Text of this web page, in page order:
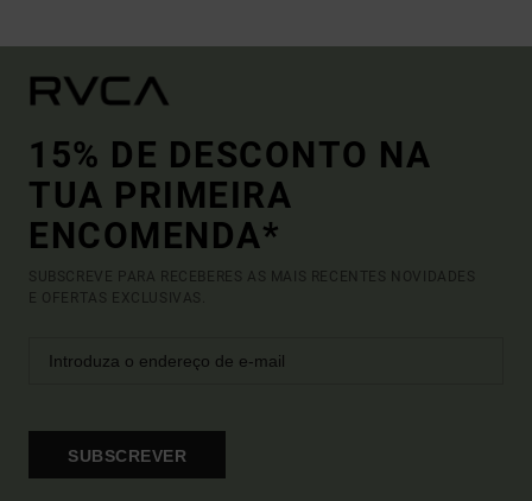
15% DE DESCONTO NA
TUA PRIMEIRA
ENCOMENDA*
SUBSCREVE PARA RECEBERES AS MAIS RECENTES NOVIDADES
E OFERTAS EXCLUSIVAS.
SUBSCREVER